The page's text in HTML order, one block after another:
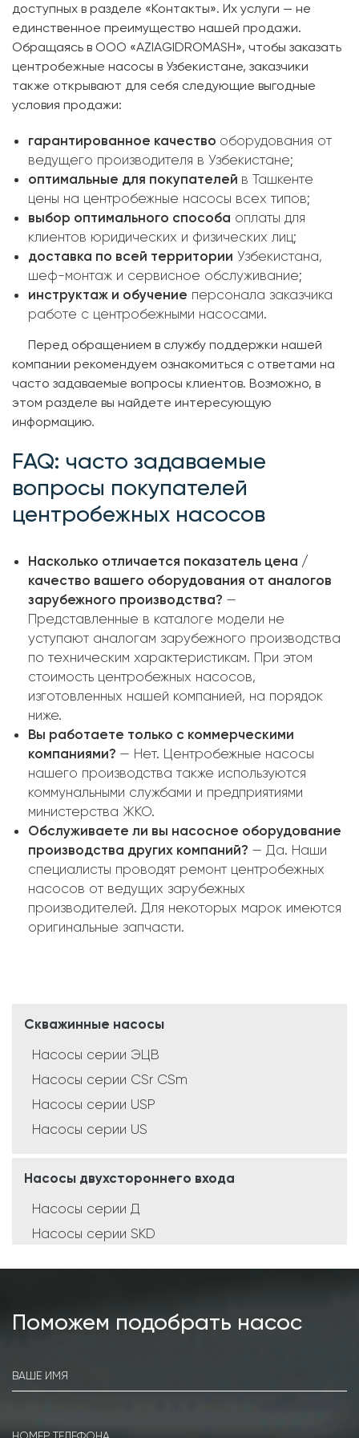
доступных в разделе «Контакты». Их услуги — не
единственное преимущество нашей продажи.
Обращаясь в ООО «AZIAGIDROMASH», чтобы заказать
центробежные насосы в Узбекистане, заказчики
также открывают для себя следующие выгодные
условия продажи:
гарантированное качество оборудования от
ведущего производителя в Узбекистане;
оптимальные для покупателей в Ташкенте
цены на центробежные насосы всех типов;
выбор оптимального способа оплаты для
клиентов юридических и физических лиц;
доставка по всей территории Узбекистана,
шеф-монтаж и сервисное обслуживание;
инструктаж и обучение персонала заказчика
работе с центробежными насосами.
Перед обращением в службу поддержки нашей
компании рекомендуем ознакомиться с ответами на
часто задаваемые вопросы клиентов. Возможно, в
этом разделе вы найдете интересующую
информацию.
FAQ: часто задаваемые
вопросы покупателей
центробежных насосов
Насколько отличается показатель цена /
качество вашего оборудования от аналогов
зарубежного производства? —
Представленные в каталоге модели не
уступают аналогам зарубежного производства
по техническим характеристикам. При этом
стоимость центробежных насосов,
изготовленных нашей компанией, на порядок
ниже.
Вы работаете только с коммерческими
компаниями? — Нет. Центробежные насосы
нашего производства также используются
коммунальными службами и предприятиями
министерства ЖКО.
Обслуживаете ли вы насосное оборудование
производства других компаний? — Да. Наши
специалисты проводят ремонт центробежных
насосов от ведущих зарубежных
производителей. Для некоторых марок имеются
оригинальные запчасти.
Скважинные насосы
Насосы серии ЭЦВ
Насосы серии CSr CSm
Насосы серии USP
Насосы серии US
Насосы двухстороннего входа
Насосы серии Д
Насосы серии SKD
Консольные насосы
Насосы серии КМ
Поможем подобрать насос